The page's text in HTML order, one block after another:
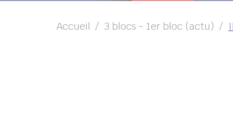
Accueil 3 blocs - 1er bloc (actu)